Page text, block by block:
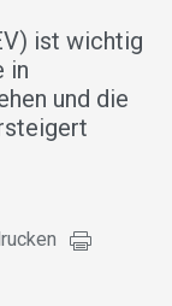
ist wichtig
in
und die